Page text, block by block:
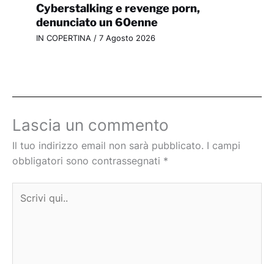
Cyberstalking e revenge porn,
denunciato un 60enne
IN COPERTINA/ 7 Agosto 2026
Lascia un commento
Il tuo indirizzo email non sarà pubblicato. I campi
obbligatori sono contrassegnati *
qui..